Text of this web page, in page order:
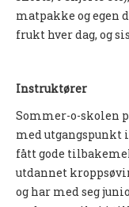
BREDDE
Nyheter
SYKKEL
Grenserittet
BARNEIDRETT
matpakke og egen
frukt hver dag, og
Instruktører
Sommer-o-skolen
med utgangspunkt
fått gode
utdannet
og har med seg